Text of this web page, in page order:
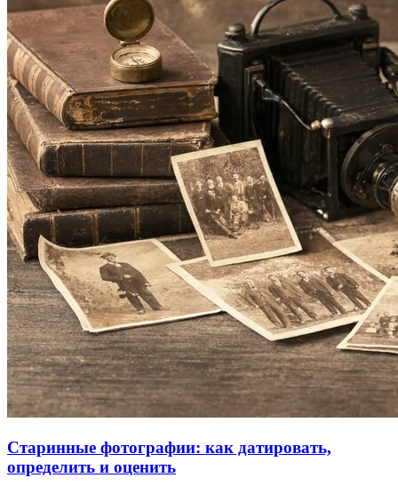
Старинные фотографии: как датировать,
определить и оценить